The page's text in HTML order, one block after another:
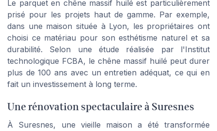
Le parquet en chêne massif huilé est particulièrement
prisé pour les projets haut de gamme. Par exemple,
dans une maison située à Lyon, les propriétaires ont
choisi ce matériau pour son esthétisme naturel et sa
durabilité. Selon une étude réalisée par l'Institut
technologique FCBA, le chêne massif huilé peut durer
plus de 100 ans avec un entretien adéquat, ce qui en
fait un investissement à long terme.
Une rénovation spectaculaire à Suresnes
À Suresnes, une vieille maison a été transformée